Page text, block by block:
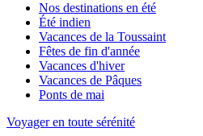
Nos destinations en été
Été indien
Vacances de la Toussaint
Fêtes de fin d'année
Vacances d'hiver
Vacances de Pâques
Ponts de mai
Voyager en toute sérénité